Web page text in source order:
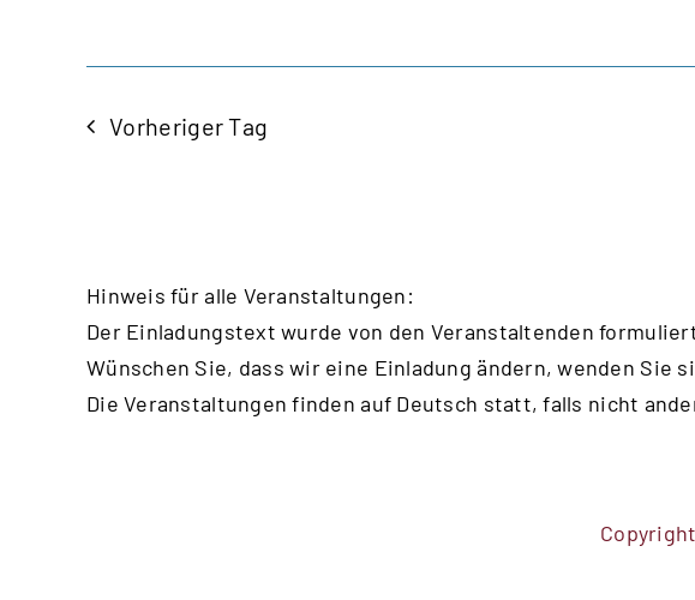
Vorheriger Tag
Hinweis für alle Veranstaltungen:
Der Einladungstext wurde von den Veranstaltenden
Wünschen Sie, dass wir eine Einladung ändern, wenden Sie
Die Veranstaltungen finden auf Deutsch statt, falls nicht